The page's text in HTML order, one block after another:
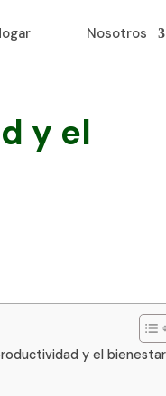
Nosotros
y el
y el bienestar